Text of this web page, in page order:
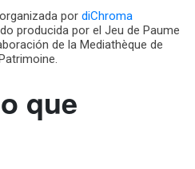
por diChroma
producida por el Jeu de Paume
de la Mediathèque de
que